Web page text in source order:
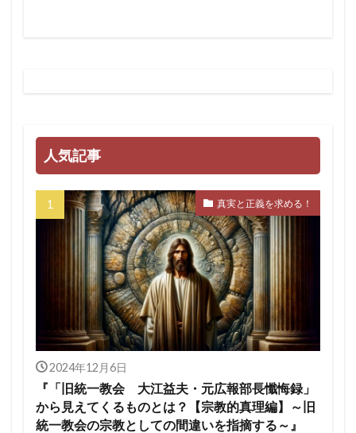
人気記事
真実と正義を求める！
2024年12月6日
『「旧統一教会 大江益夫・元広報部長懺悔録」
から見えてくるものとは？【宗教的真理編】～旧
統一教会の宗教としての間違いを指摘する～』